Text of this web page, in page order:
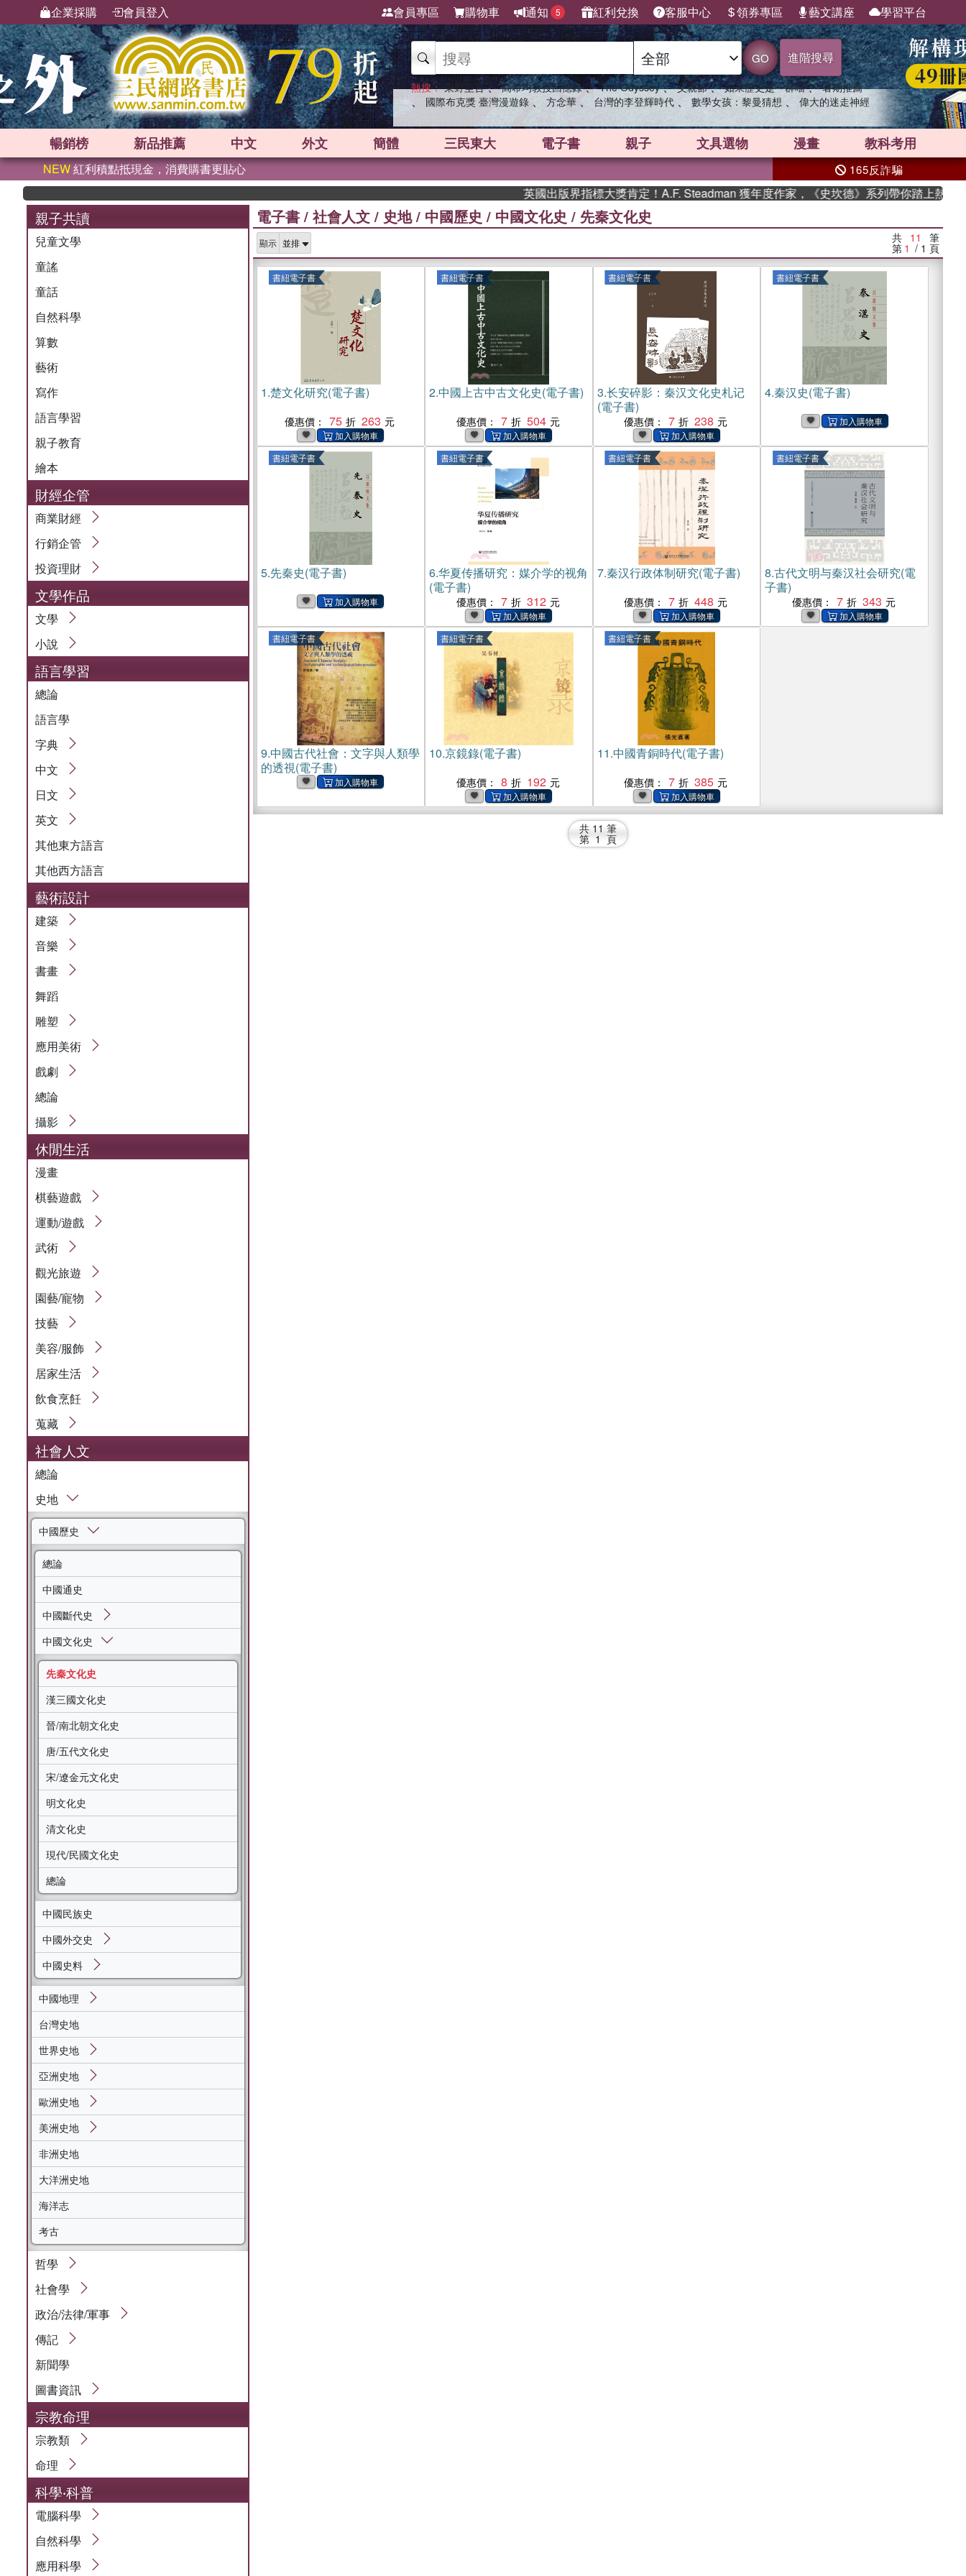
企業採購 會員登入 會員專區 購物車 通知 5 紅利兌換 客服中心 領券專區 藝文講座 學習平台
GO 進階搜尋
熱搜： 東野圭吾 、 高希均教授回憶錄 、 The Odyssey 、 父親節 、 如果歷史是一群喵 、 暑期推薦
、 國際布克獎 臺灣漫遊錄 、 方念華 、 台灣的李登輝時代 、 數學女孩：黎曼猜想 、 偉大的迷走神經
暢銷榜 新品推薦 中文 外文 簡體 三民東大 電子書 親子 文具選物 漫畫 教科考用
NEW紅利積點抵現金，消費購書更貼心 165反詐騙
英國出版界指標大獎肯定！A.F. Steadman 獲年度作家，《史坎德》系列帶你踏上熱血奇幻旅程
親子共讀
兒童文學
童謠
童話
自然科學
算數
藝術
寫作
語言學習
親子教育
繪本
財經企管
商業財經
行銷企管
投資理財
文學作品
文學
小說
語言學習
總論
語言學
字典
中文
日文
英文
其他東方語言
其他西方語言
藝術設計
建築
音樂
書畫
舞蹈
雕塑
應用美術
戲劇
總論
攝影
休閒生活
漫畫
棋藝遊戲
運動/遊戲
武術
觀光旅遊
園藝/寵物
技藝
美容/服飾
居家生活
飲食烹飪
蒐藏
社會人文
總論
史地
中國歷史
總論
中國通史
中國斷代史
中國文化史
先秦文化史
漢三國文化史
晉/南北朝文化史
唐/五代文化史
宋/遼金元文化史
明文化史
清文化史
現代/民國文化史
總論
中國民族史
中國外交史
中國史料
中國地理
台灣史地
世界史地
亞洲史地
歐洲史地
美洲史地
非洲史地
大洋洲史地
海洋志
考古
哲學
社會學
政治/法律/軍事
傳記
新聞學
圖書資訊
宗教命理
宗教類
命理
科學‧科普
電腦科學
自然科學
應用科學
電子書 / 社會人文 / 史地/ 中國歷史 / 中國文化史 / 先秦文化史
顯示 共 11 筆
第 1 / 1 頁
書紐電子書
1.楚文化研究(電子書)
優惠價： 75 263
書紐電子書
2.中國上古中古文化史(電子書)
優惠價： 7 504
書紐電子書
3.长安碎影：秦汉文化史札记
(電子書)
優惠價： 7 238
書紐電子書
4.秦汉史(電子書)
書紐電子書
5.先秦史(電子書)
書紐電子書
6.华夏传播研究：媒介学的视角
(電子書)
優惠價： 7 312
書紐電子書
7.秦汉行政体制研究(電子書)
優惠價： 7 448
書紐電子書
8.古代文明与秦汉社会研究(電
子書)
優惠價： 7 343
書紐電子書
9.中國古代社會：文字與人類學
的透視(電子書)
書紐電子書
10.京鏡錄(電子書)
優惠價： 8 192
書紐電子書
11.中國青銅時代(電子書)
優惠價： 7 385
共 11 筆
第 1 頁